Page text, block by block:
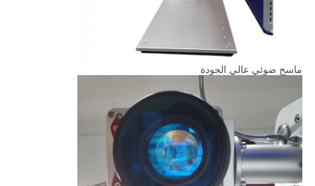
ماسح ضوئي عالي الجودة